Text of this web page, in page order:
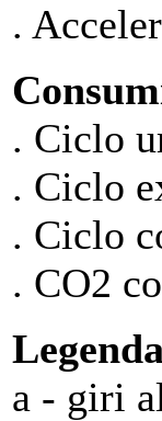
.
. Ciclo
. Ciclo
. Ciclo
. CO2
a - giri